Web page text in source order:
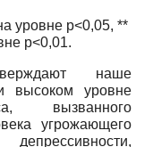
уровне р<0,05, **
р<0,01.
наше
высоком уровне
вызванного
угрожающего